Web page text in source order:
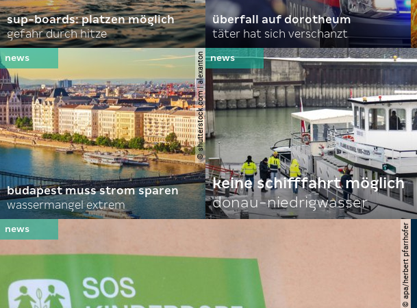
sup-boards: platzen möglich
gefahr durch hitze
überfall auf dorotheum
täter hat sich verschanzt
© shutterstock.com | alexanton
budapest muss strom sparen
wassermangel extrem
keine schifffahrt möglich
donau-niedrigwasser
© apa/herbert pfarrhofer